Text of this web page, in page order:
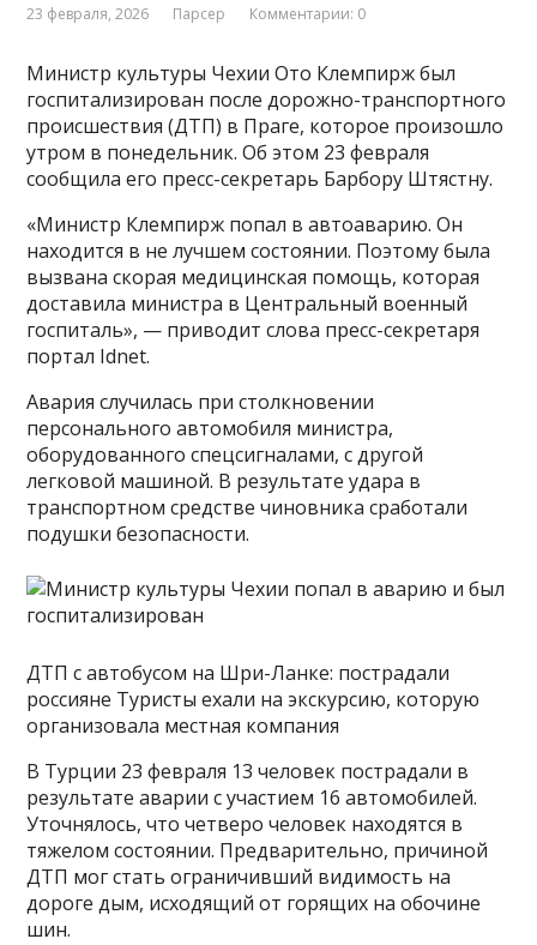
23 февраля, 2026 Парсер Комментарии: 0
Министр культуры Чехии Ото Клемпирж был
госпитализирован после дорожно-транспортного
происшествия (ДТП) в Праге, которое произошло
утром в понедельник. Об этом 23 февраля
сообщила его пресс-секретарь Барбору Штястну.
«Министр Клемпирж попал в автоаварию. Он
находится в не лучшем состоянии. Поэтому была
вызвана скорая медицинская помощь, которая
доставила министра в Центральный военный
госпиталь», — приводит слова пресс-секретаря
портал Idnet.
Авария случилась при столкновении
персонального автомобиля министра,
оборудованного спецсигналами, с другой
легковой машиной. В результате удара в
транспортном средстве чиновника сработали
подушки безопасности.
ДТП с автобусом на Шри-Ланке: пострадали
россияне Туристы ехали на экскурсию, которую
организовала местная компания
В Турции 23 февраля 13 человек пострадали в
результате аварии с участием 16 автомобилей.
Уточнялось, что четверо человек находятся в
тяжелом состоянии. Предварительно, причиной
ДТП мог стать ограничивший видимость на
дороге дым, исходящий от горящих на обочине
шин.